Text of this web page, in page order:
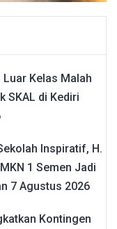
Kelas Malah
SKAL di Kediri
Inspiratif, H.
1 Semen Jadi
7 Agustus 2026
Kontingen